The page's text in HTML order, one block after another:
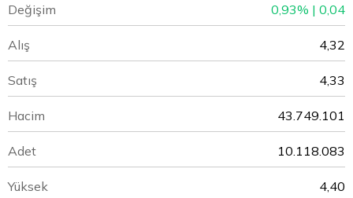
Değişim 0,93% | 0,04
Alış 4,32
Satış 4,33
Hacim 43.749.101
Adet 10.118.083
Yüksek 4,40